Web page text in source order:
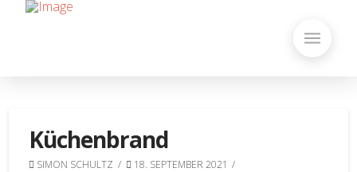
Küchenbrand
SIMON SCHULTZ 18. SEPTEMBER 2021